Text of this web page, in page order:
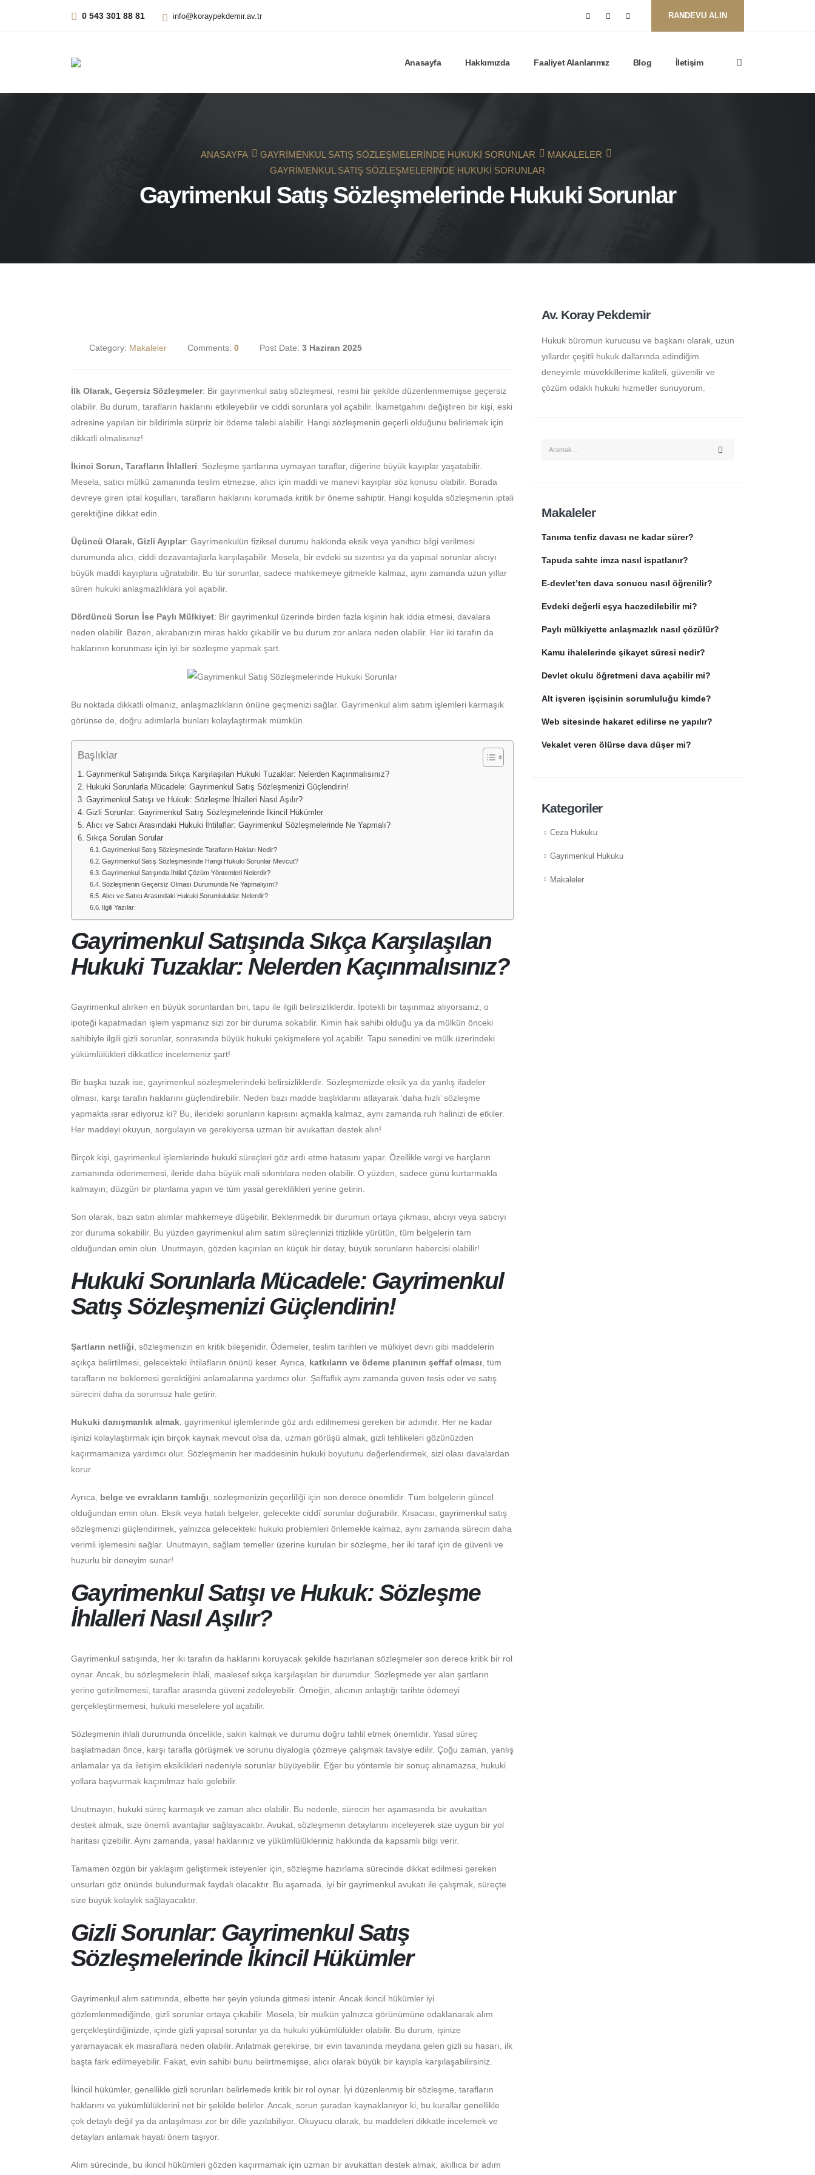
0 543 301 88 81 info@koraypekdemir.av.tr RANDEVU ALIN
Anasayfa Hakkımızda Faaliyet Alanlarımız Blog İletişim
ANASAYFA GAYRIMENKUL SATIŞ SÖZLEŞMELERINDE HUKUKI SORUNLAR
MAKALELER
GAYRIMENKUL SATIŞ SÖZLEŞMELERINDE HUKUKI SORUNLAR
Gayrimenkul Satış Sözleşmelerinde Hukuki Sorunlar
Category: Makaleler Comments: 0 Post Date: 3 Haziran 2025
İlk Olarak, Geçersiz Sözleşmeler: Bir gayrimenkul satış sözleşmesi, resmi bir şekilde düzenlenmemişse geçersiz
olabilir. Bu durum, tarafların haklarını etkileyebilir ve ciddi sorunlara yol açabilir. İkametgahını değiştiren bir kişi, eski
adresine yapılan bir bildirimle sürpriz bir ödeme talebi alabilir. Hangi sözleşmenin geçerli olduğunu belirlemek için
dikkatli olmalısınız!
İkinci Sorun, Tarafların İhlalleri: Sözleşme şartlarına uymayan taraflar, diğerine büyük kayıplar yaşatabilir.
Mesela, satıcı mülkü zamanında teslim etmezse, alıcı için maddi ve manevi kayıplar söz konusu olabilir. Burada
devreye giren iptal koşulları, tarafların haklarını korumada kritik bir öneme sahiptir. Hangi koşulda sözleşmenin iptali
gerektiğine dikkat edin.
Üçüncü Olarak, Gizli Ayıplar: Gayrimenkulün fiziksel durumu hakkında eksik veya yanıltıcı bilgi verilmesi
durumunda alıcı, ciddi dezavantajlarla karşılaşabilir. Mesela, bir evdeki su sızıntısı ya da yapısal sorunlar alıcıyı
büyük maddi kayıplara uğratabilir. Bu tür sorunlar, sadece mahkemeye gitmekle kalmaz, aynı zamanda uzun yıllar
süren hukuki anlaşmazlıklara yol açabilir.
Dördüncü Sorun İse Paylı Mülkiyet: Bir gayrimenkul üzerinde birden fazla kişinin hak iddia etmesi, davalara
neden olabilir. Bazen, akrabanızın miras hakkı çıkabilir ve bu durum zor anlara neden olabilir. Her iki tarafın da
haklarının korunması için iyi bir sözleşme yapmak şart.
Bu noktada dikkatli olmanız, anlaşmazlıkların önüne geçmenizi sağlar. Gayrimenkul alım satım işlemleri karmaşık
görünse de, doğru adımlarla bunları kolaylaştırmak mümkün.
Başlıklar
Gayrimenkul Satışında Sıkça Karşılaşılan Hukuki Tuzaklar: Nelerden Kaçınmalısınız?
Hukuki Sorunlarla Mücadele: Gayrimenkul Satış Sözleşmenizi Güçlendirin!
Gayrimenkul Satışı ve Hukuk: Sözleşme İhlalleri Nasıl Aşılır?
Gizli Sorunlar: Gayrimenkul Satış Sözleşmelerinde İkincil Hükümler
Alıcı ve Satıcı Arasındaki Hukuki İhtilaflar: Gayrimenkul Sözleşmelerinde Ne Yapmalı?
Sıkça Sorulan Sorular
Gayrimenkul Satış Sözleşmesinde Tarafların Hakları Nedir?
Gayrimenkul Satış Sözleşmesinde Hangi Hukuki Sorunlar Mevcut?
Gayrimenkul Satışında İhtilaf Çözüm Yöntemleri Nelerdir?
Sözleşmenin Geçersiz Olması Durumunda Ne Yapmalıyım?
Alıcı ve Satıcı Arasındaki Hukuki Sorumluluklar Nelerdir?
İlgili Yazılar:
Gayrimenkul Satışında Sıkça Karşılaşılan
Hukuki Tuzaklar: Nelerden Kaçınmalısınız?
Gayrimenkul alırken en büyük sorunlardan biri, tapu ile ilgili belirsizliklerdir. İpotekli bir taşınmaz alıyorsanız, o
ipoteği kapatmadan işlem yapmanız sizi zor bir duruma sokabilir. Kimin hak sahibi olduğu ya da mülkün önceki
sahibiyle ilgili gizli sorunlar, sonrasında büyük hukuki çekişmelere yol açabilir. Tapu senedini ve mülk üzerindeki
yükümlülükleri dikkatlice incelemeniz şart!
Bir başka tuzak ise, gayrimenkul sözleşmelerindeki belirsizliklerdir. Sözleşmenizde eksik ya da yanlış ifadeler
olması, karşı tarafın haklarını güçlendirebilir. Neden bazı madde başlıklarını atlayarak ‘daha hızlı’ sözleşme
yapmakta ısrar ediyoruz ki? Bu, ilerideki sorunların kapısını açmakla kalmaz, aynı zamanda ruh halinizi de etkiler.
Her maddeyi okuyun, sorgulayın ve gerekiyorsa uzman bir avukattan destek alın!
Birçok kişi, gayrimenkul işlemlerinde hukuki süreçleri göz ardı etme hatasını yapar. Özellikle vergi ve harçların
zamanında ödenmemesi, ileride daha büyük mali sıkıntılara neden olabilir. O yüzden, sadece günü kurtarmakla
kalmayın; düzgün bir planlama yapın ve tüm yasal gereklilikleri yerine getirin.
Son olarak, bazı satın alımlar mahkemeye düşebilir. Beklenmedik bir durumun ortaya çıkması, alıcıyı veya satıcıyı
zor duruma sokabilir. Bu yüzden gayrimenkul alım satım süreçlerinizi titizlikle yürütün, tüm belgelerin tam
olduğundan emin olun. Unutmayın, gözden kaçırılan en küçük bir detay, büyük sorunların habercisi olabilir!
Hukuki Sorunlarla Mücadele: Gayrimenkul
Satış Sözleşmenizi Güçlendirin!
Şartların netliği, sözleşmenizin en kritik bileşenidir. Ödemeler, teslim tarihleri ve mülkiyet devri gibi maddelerin
açıkça belirtilmesi, gelecekteki ihtilafların önünü keser. Ayrıca, katkıların ve ödeme planının şeffaf olması, tüm
tarafların ne beklemesi gerektiğini anlamalarına yardımcı olur. Şeffaflık aynı zamanda güven tesis eder ve satış
sürecini daha da sorunsuz hale getirir.
Hukuki danışmanlık almak, gayrimenkul işlemlerinde göz ardı edilmemesi gereken bir adımdır. Her ne kadar
işinizi kolaylaştırmak için birçok kaynak mevcut olsa da, uzman görüşü almak, gizli tehlikeleri gözünüzden
kaçırmamanıza yardımcı olur. Sözleşmenin her maddesinin hukuki boyutunu değerlendirmek, sizi olası davalardan
korur.
Ayrıca, belge ve evrakların tamlığı, sözleşmenizin geçerliliği için son derece önemlidir. Tüm belgelerin güncel
olduğundan emin olun. Eksik veya hatalı belgeler, gelecekte ciddî sorunlar doğurabilir. Kısacası, gayrimenkul satış
sözleşmenizi güçlendirmek, yalnızca gelecekteki hukuki problemleri önlemekle kalmaz, aynı zamanda sürecin daha
verimli işlemesini sağlar. Unutmayın, sağlam temeller üzerine kurulan bir sözleşme, her iki taraf için de güvenli ve
huzurlu bir deneyim sunar!
Gayrimenkul Satışı ve Hukuk: Sözleşme
İhlalleri Nasıl Aşılır?
Gayrimenkul satışında, her iki tarafın da haklarını koruyacak şekilde hazırlanan sözleşmeler son derece kritik bir rol
oynar. Ancak, bu sözleşmelerin ihlali, maalesef sıkça karşılaşılan bir durumdur. Sözleşmede yer alan şartların
yerine getirilmemesi, taraflar arasında güveni zedeleyebilir. Örneğin, alıcının anlaştığı tarihte ödemeyi
gerçekleştirmemesi, hukuki meselelere yol açabilir.
Sözleşmenin ihlali durumunda öncelikle, sakin kalmak ve durumu doğru tahlil etmek önemlidir. Yasal süreç
başlatmadan önce, karşı tarafla görüşmek ve sorunu diyalogla çözmeye çalışmak tavsiye edilir. Çoğu zaman, yanlış
anlamalar ya da iletişim eksiklikleri nedeniyle sorunlar büyüyebilir. Eğer bu yöntemle bir sonuç alınamazsa, hukuki
yollara başvurmak kaçınılmaz hale gelebilir.
Unutmayın, hukuki süreç karmaşık ve zaman alıcı olabilir. Bu nedenle, sürecin her aşamasında bir avukattan
destek almak, size önemli avantajlar sağlayacaktır. Avukat, sözleşmenin detaylarını inceleyerek size uygun bir yol
haritası çizebilir. Aynı zamanda, yasal haklarınız ve yükümlülükleriniz hakkında da kapsamlı bilgi verir.
Tamamen özgün bir yaklaşım geliştirmek isteyenler için, sözleşme hazırlama sürecinde dikkat edilmesi gereken
unsurları göz önünde bulundurmak faydalı olacaktır. Bu aşamada, iyi bir gayrimenkul avukatı ile çalışmak, süreçte
size büyük kolaylık sağlayacaktır.
Gizli Sorunlar: Gayrimenkul Satış
Sözleşmelerinde İkincil Hükümler
Gayrimenkul alım satımında, elbette her şeyin yolunda gitmesi istenir. Ancak ikincil hükümler iyi
gözlemlenmediğinde, gizli sorunlar ortaya çıkabilir. Mesela, bir mülkün yalnızca görünümüne odaklanarak alım
gerçekleştirdiğinizde, içinde gizli yapısal sorunlar ya da hukuki yükümlülükler olabilir. Bu durum, işinize
yaramayacak ek masraflara neden olabilir. Anlatmak gerekirse, bir evin tavanında meydana gelen gizli su hasarı, ilk
başta fark edilmeyebilir. Fakat, evin sahibi bunu belirtmemişse, alıcı olarak büyük bir kayıpla karşılaşabilirsiniz.
İkincil hükümler, genellikle gizli sorunları belirlemede kritik bir rol oynar. İyi düzenlenmiş bir sözleşme, tarafların
haklarını ve yükümlülüklerini net bir şekilde belirler. Ancak, sorun şuradan kaynaklanıyor ki, bu kurallar genellikle
çok detaylı değil ya da anlaşılması zor bir dille yazılabiliyor. Okuyucu olarak, bu maddeleri dikkatle incelemek ve
detayları anlamak hayati önem taşıyor.
Alım sürecinde, bu ikincil hükümleri gözden kaçırmamak için uzman bir avukattan destek almak, akıllıca bir adım
Av. Koray Pekdemir
Hukuk büromun kurucusu ve başkanı olarak, uzun
yıllardır çeşitli hukuk dallarında edindiğim
deneyimle müvekkillerime kaliteli, güvenilir ve
çözüm odaklı hukuki hizmetler sunuyorum.
Makaleler
Tanıma tenfiz davası ne kadar sürer?
Tapuda sahte imza nasıl ispatlanır?
E-devlet’ten dava sonucu nasıl öğrenilir?
Evdeki değerli eşya haczedilebilir mi?
Paylı mülkiyette anlaşmazlık nasıl çözülür?
Kamu ihalelerinde şikayet süresi nedir?
Devlet okulu öğretmeni dava açabilir mi?
Alt işveren işçisinin sorumluluğu kimde?
Web sitesinde hakaret edilirse ne yapılır?
Vekalet veren ölürse dava düşer mi?
Kategoriler
Ceza Hukuku
Gayrimenkul Hukuku
Makaleler